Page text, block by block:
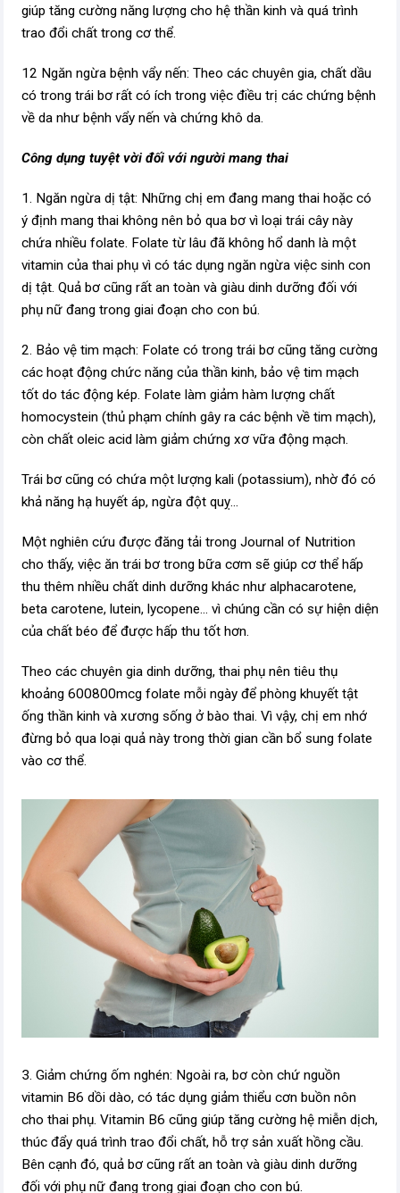
giúp tăng cường năng lượng cho hệ thần kinh và quá trình
trao đổi chất trong cơ thể.
12 Ngăn ngừa bệnh vẩy nến: Theo các chuyên gia, chất dầu
có trong trái bơ rất có ích trong việc điều trị các chứng bệnh
về da như bệnh vẩy nến và chứng khô da.
Công dụng tuyệt vời đối với người mang thai
1. Ngăn ngừa dị tật: Những chị em đang mang thai hoặc có
ý định mang thai không nên bỏ qua bơ vì loại trái cây này
chứa nhiều folate. Folate từ lâu đã không hổ danh là một
vitamin của thai phụ vì có tác dụng ngăn ngừa việc sinh con
dị tật. Quả bơ cũng rất an toàn và giàu dinh dưỡng đối với
phụ nữ đang trong giai đoạn cho con bú.
2. Bảo vệ tim mạch: Folate có trong trái bơ cũng tăng cường
các hoạt động chức năng của thần kinh, bảo vệ tim mạch
tốt do tác động kép. Folate làm giảm hàm lượng chất
homocystein (thủ phạm chính gây ra các bệnh về tim mạch),
còn chất oleic acid làm giảm chứng xơ vữa động mạch.
Trái bơ cũng có chứa một lượng kali (potassium), nhờ đó có
khả năng hạ huyết áp, ngừa đột quỵ...
Một nghiên cứu được đăng tải trong Journal of Nutrition
cho thấy, việc ăn trái bơ trong bữa cơm sẽ giúp cơ thể hấp
thu thêm nhiều chất dinh dưỡng khác như alpha­carotene,
beta­ carotene, lutein, lycopene... vì chúng cần có sự hiện diện
của chất béo để được hấp thu tốt hơn.
Theo các chuyên gia dinh dưỡng, thai phụ nên tiêu thụ
khoảng 600­800mcg folate mỗi ngày để phòng khuyết tật
ống thần kinh và xương sống ở bào thai. Vì vậy, chị em nhớ
đừng bỏ qua loại quả này trong thời gian cần bổ sung folate
vào cơ thể.
3. Giảm chứng ốm nghén: Ngoài ra, bơ còn chứ nguồn
vitamin B6 dồi dào, có tác dụng giảm thiểu cơn buồn nôn
cho thai phụ. Vitamin B6 cũng giúp tăng cường hệ miễn dịch,
thúc đẩy quá trình trao đổi chất, hỗ trợ sản xuất hồng cầu.
Bên cạnh đó, quả bơ cũng rất an toàn và giàu dinh dưỡng
đối với phụ nữ đang trong giai đoạn cho con bú.